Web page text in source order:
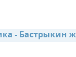
- Бастрыкин